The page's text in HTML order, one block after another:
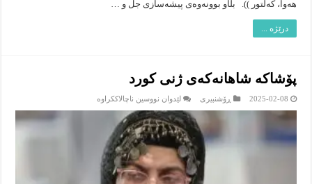
هەوا، كەلتور )). بڵاو بوونەوەی پیشەسازی جل و …
درێژە ...
پۆشاكە شاهانەكەی ژنی كورد
2025-02-08 ڕۆشنبیرى لێدوان نووسین ناچالاککراوە